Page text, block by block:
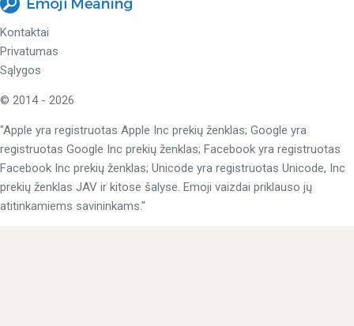
Kontaktai
Privatumas
Sąlygos
© 2014 - 2026
"Apple yra registruotas Apple Inc prekių ženklas; Google yra
registruotas Google Inc prekių ženklas; Facebook yra registruotas
Facebook Inc prekių ženklas; Unicode yra registruotas Unicode, Inc
prekių ženklas JAV ir kitose šalyse. Emoji vaizdai priklauso jų
atitinkamiems savininkams."